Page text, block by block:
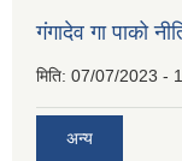
गंगादेव गा पाको
मिति: 07/07/2023 -
अन्य